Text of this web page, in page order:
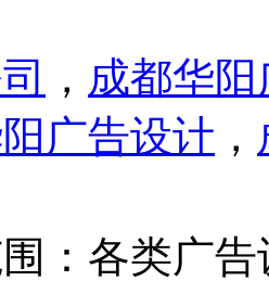
， 成都华
广告设计 ，
各类广告